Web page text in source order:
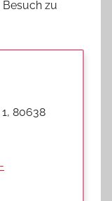
zu
80638